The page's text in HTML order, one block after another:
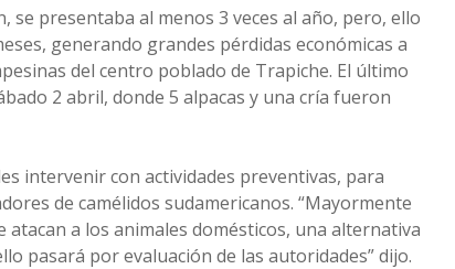
presentaba al menos 3 veces al año, pero, ello
generando grandes pérdidas económicas a
del centro poblado de Trapiche. El último
2 abril, donde 5 alpacas y una cría fueron
intervenir con actividades preventivas, para
de camélidos sudamericanos. “Mayormente
atacan a los animales domésticos, una alternativa
pasará por evaluación de las autoridades” dijo.